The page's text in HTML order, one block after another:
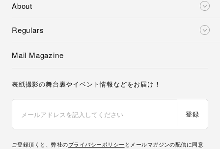
About
Regulars
Mail Magazine
表紙撮影の舞台裏やイベント情報などをお届け！
登録
ご登録頂くと、弊社のプライバシーポリシー とメールマガジンの配信に同意